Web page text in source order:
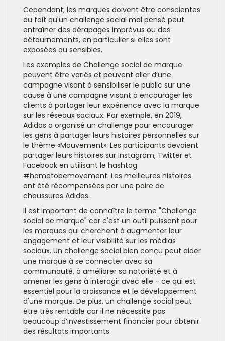
Cependant, les marques doivent être conscientes
du fait qu'un challenge social mal pensé peut
entraîner des dérapages imprévus ou des
détournements, en particulier si elles sont
exposées ou sensibles.
Les exemples de Challenge social de marque
peuvent être variés et peuvent aller d’une
campagne visant à sensibiliser le public sur une
cause à une campagne visant à encourager les
clients à partager leur expérience avec la marque
sur les réseaux sociaux. Par exemple, en 2019,
Adidas a organisé un challenge pour encourager
les gens à partager leurs histoires personnelles sur
le thème «Mouvement». Les participants devaient
partager leurs histoires sur Instagram, Twitter et
Facebook en utilisant le hashtag
#hometobemovement. Les meilleures histoires
ont été récompensées par une paire de
chaussures Adidas.
Il est important de connaître le terme "Challenge
social de marque" car c'est un outil puissant pour
les marques qui cherchent à augmenter leur
engagement et leur visibilité sur les médias
sociaux. Un challenge social bien conçu peut aider
une marque à se connecter avec sa
communauté, à améliorer sa notoriété et à
amener les gens à interagir avec elle - ce qui est
essentiel pour la croissance et le développement
d'une marque. De plus, un challenge social peut
être très rentable car il ne nécessite pas
beaucoup d’investissement financier pour obtenir
des résultats importants.